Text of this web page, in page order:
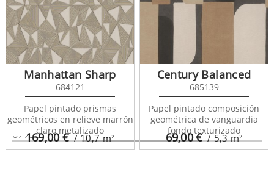
Nordem Mountains
677337
169,00€ / 10,7m²
Manhattan Sharp
684121
Papel pintado prismas
geométricos en relieve marrón
claro metalizado
69,00€ / 5,3m²
Century Balanced
685139
Papel pintado composición
geométrica de vanguardia
fondo texturizado